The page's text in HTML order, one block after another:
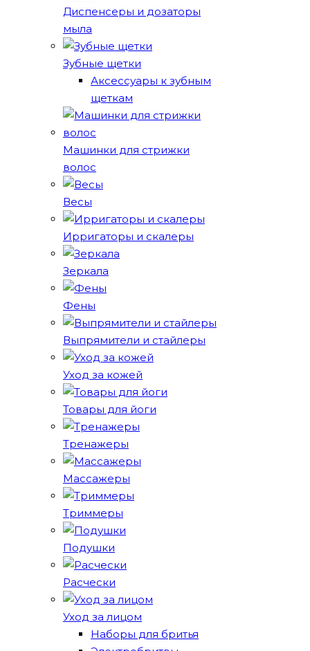
Диспенсеры и дозаторы
мыла
Зубные щетки
Аксессуары к зубным
щеткам
Машинки для стрижки
волос
Весы
Ирригаторы и скалеры
Зеркала
Фены
Выпрямители и стайлеры
Уход за кожей
Товары для йоги
Тренажеры
Массажеры
Триммеры
Подушки
Расчески
Уход за лицом
Наборы для бритья